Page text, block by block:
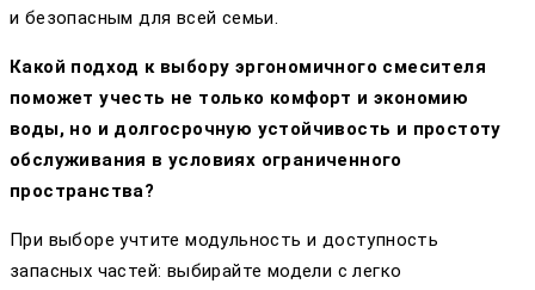
и безопасным для всей семьи.
Какой подход к выбору эргономичного смесителя
поможет учесть не только комфорт и экономию
воды, но и долгосрочную устойчивость и простоту
обслуживания в условиях ограниченного
пространства?
При выборе учтите модульность и доступность
запасных частей: выбирайте модели с легко